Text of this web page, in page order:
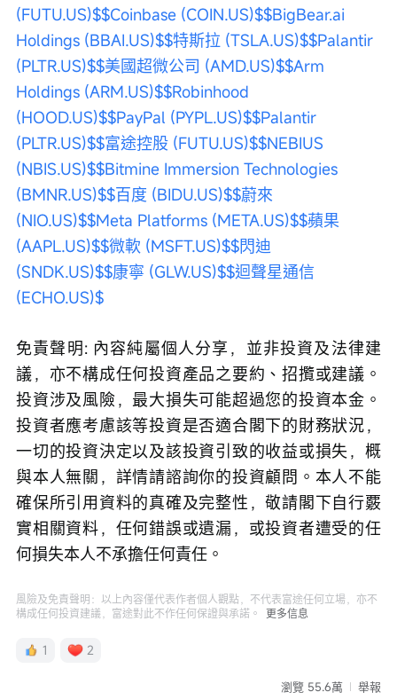
(FUTU.US)$$Coinbase (COIN.US)$$BigBear.ai
Holdings (BBAI.US)$$特斯拉 (TSLA.US)$$Palantir
(PLTR.US)$$美國超微公司 (AMD.US)$$Arm
Holdings (ARM.US)$$Robinhood
(HOOD.US)$$PayPal (PYPL.US)$$Palantir
(PLTR.US)$$富途控股 (FUTU.US)$$NEBIUS
(NBIS.US)$$Bitmine Immersion Technologies
(BMNR.US)$$百度 (BIDU.US)$$蔚來
(NIO.US)$$Meta Platforms (META.US)$$蘋果
(AAPL.US)$$微軟 (MSFT.US)$$閃迪
(SNDK.US)$$康寧 (GLW.US)$$迴聲星通信
(ECHO.US)$
免責聲明: 內容純屬個人分享，並非投資及法律建
議，亦不構成任何投資產品之要約、招攬或建議。
投資涉及風險，最大損失可能超過您的投資本金。
投資者應考慮該等投資是否適合閣下的財務狀況，
一切的投資決定以及該投資引致的收益或損失，概
與本人無關，詳情請諮詢你的投資顧問。本人不能
確保所引用資料的真確及完整性，敬請閣下自行覈
實相關資料，任何錯誤或遺漏，或投資者遭受的任
何損失本人不承擔任何責任。
風險及免責聲明：以上內容僅代表作者個人觀點，不代表富途任何立場，亦不
構成任何投資建議，富途對此不作任何保證與承諾。
更多信息
1 2
瀏覽 55.6萬 舉報